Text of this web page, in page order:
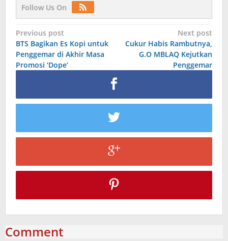
Follow Us On
Post
navigation
Previous post
BTS Bagikan Es Kopi untuk
Penggemar di Akhir Masa
Promosi ‘Dope’
Next post
Cukur Habis Rambutnya,
G.O MBLAQ Kejutkan
Penggemar
Comment